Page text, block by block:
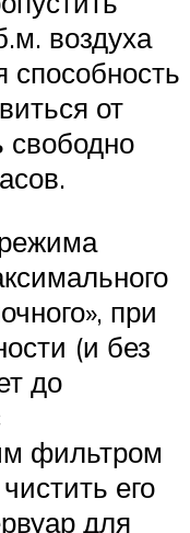
воздуха
способность
от
свободно
при
(и без
до
фильтром
его
для